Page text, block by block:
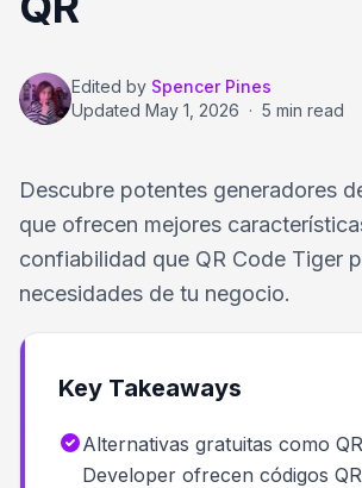
Edited by Spencer Pines
Updated May 1, 2026 · 5 min read
Descubre potentes generadores
que ofrecen mejores
confiabilidad que QR Code Tiger
necesidades de tu negocio.
Key Takeaways
Alternativas gratuitas como
Developer ofrecen códigos